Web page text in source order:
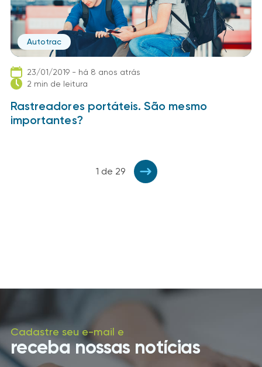
Autotrac
23/01/2019 - há 8 anos atrás
2 min de leitura
Rastreadores portáteis. São mesmo
importantes?
1 de 29
Cadastre seu e-mail e
receba nossas notícias